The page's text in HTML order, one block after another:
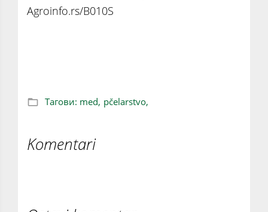
Agroinfo.rs/B010S
Тагови: med, pčelarstvo,
Komentari